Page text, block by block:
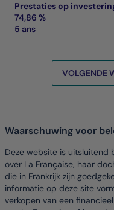
Prestaties op
74,86 %
5 ans
VOLGENDE
Waarschuwing voor
Deze website is uitsluitend
over La Française, haar
die in Frankrijk zijn
informatie op deze site
verkopen van een